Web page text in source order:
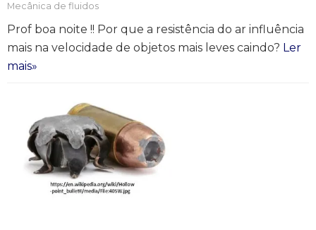
Mecânica de fluidos
Prof boa noite !! Por que a resistência do ar influência
mais na velocidade de objetos mais leves caindo? Ler
mais»